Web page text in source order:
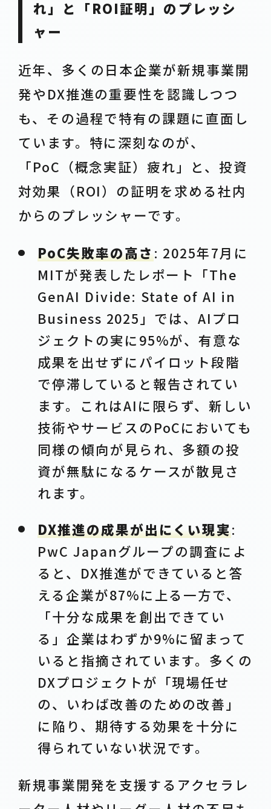
れ」と「ROI証明」のプレッシ
ャー
近年、多くの日本企業が新規事業開
発やDX推進の重要性を認識しつつ
も、その過程で特有の課題に直面し
ています。特に深刻なのが、
「PoC（概念実証）疲れ」と、投資
対効果（ROI）の証明を求める社内
からのプレッシャーです。
PoC失敗率の高さ: 2025年7月に
MITが発表したレポート「The
GenAI Divide: State of AI in
Business 2025」では、AIプロ
ジェクトの実に95%が、有意な
成果を出せずにパイロット段階
で停滞していると報告されてい
ます。これはAIに限らず、新しい
技術やサービスのPoCにおいても
同様の傾向が見られ、多額の投
資が無駄になるケースが散見さ
れます。
DX推進の成果が出にくい現実:
PwC Japanグループの調査によ
ると、DX推進ができていると答
える企業が87%に上る一方で、
「十分な成果を創出できてい
る」企業はわずか9%に留まって
いると指摘されています。多くの
DXプロジェクトが「現場任せ
の、いわば改善のための改善」
に陥り、期待する効果を十分に
得られていない状況です。
新規事業開発を支援するアクセラレ